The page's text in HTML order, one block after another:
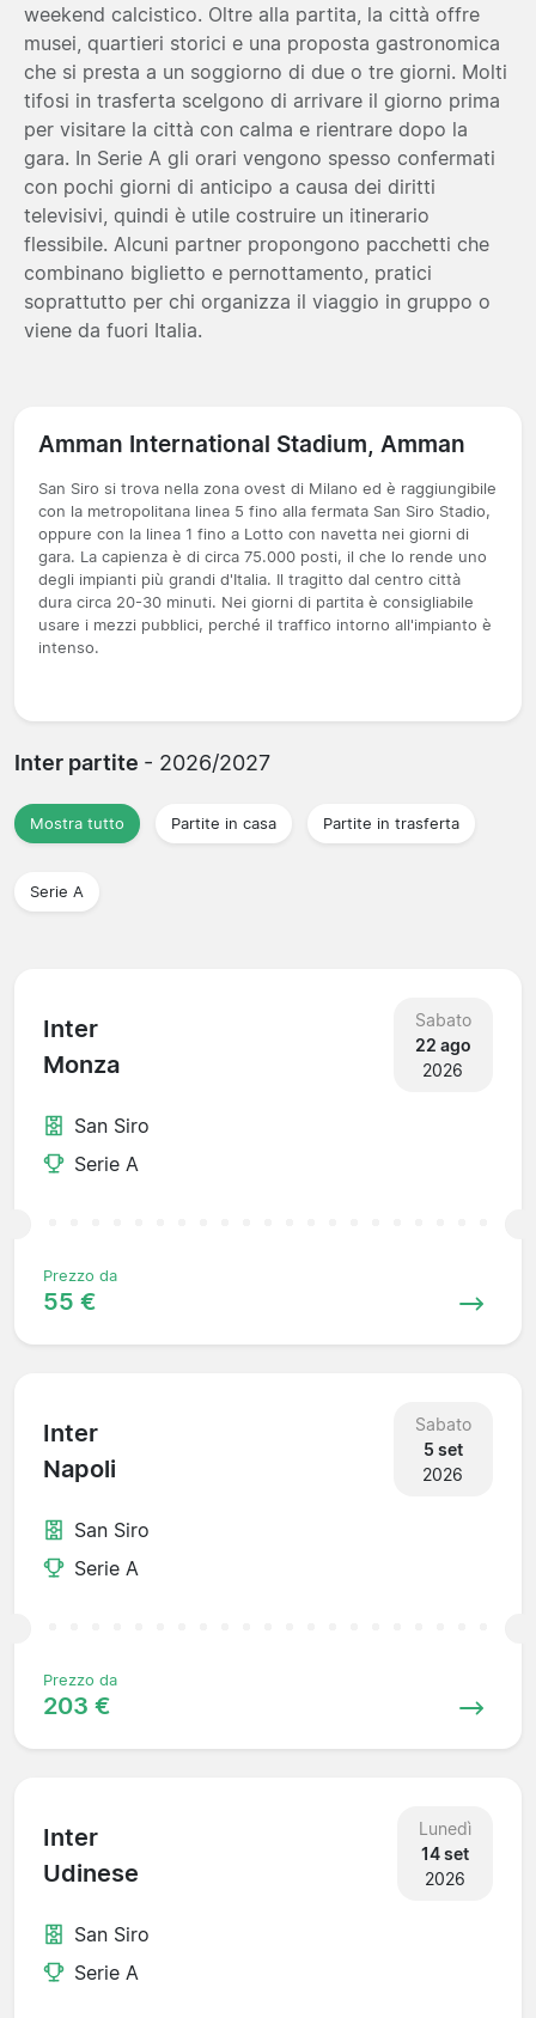
weekend calcistico. Oltre alla partita, la città offre
musei, quartieri storici e una proposta gastronomica
che si presta a un soggiorno di due o tre giorni. Molti
tifosi in trasferta scelgono di arrivare il giorno prima
per visitare la città con calma e rientrare dopo la
gara. In Serie A gli orari vengono spesso confermati
con pochi giorni di anticipo a causa dei diritti
televisivi, quindi è utile costruire un itinerario
flessibile. Alcuni partner propongono pacchetti che
combinano biglietto e pernottamento, pratici
soprattutto per chi organizza il viaggio in gruppo o
viene da fuori Italia.
Amman International Stadium, Amman
San Siro si trova nella zona ovest di Milano ed è raggiungibile
con la metropolitana linea 5 fino alla fermata San Siro Stadio,
oppure con la linea 1 fino a Lotto con navetta nei giorni di
gara. La capienza è di circa 75.000 posti, il che lo rende uno
degli impianti più grandi d'Italia. Il tragitto dal centro città
dura circa 20-30 minuti. Nei giorni di partita è consigliabile
usare i mezzi pubblici, perché il traffico intorno all'impianto è
intenso.
Inter partite - 2026/2027
Mostra tutto Partite in casa Partite in trasferta
Serie A
Inter
Monza
Sabato
22 ago
2026
San Siro
Serie A
Prezzo da
55 €
Inter
Napoli
Sabato
5 set
2026
San Siro
Serie A
Prezzo da
203 €
Inter
Udinese
Lunedì
14 set
2026
San Siro
Serie A